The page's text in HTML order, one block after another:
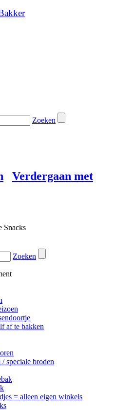
Zoeken
Verdergaan met
Snacks
Zoeken
af te bakken
speciale broden
= alleen eigen winkels